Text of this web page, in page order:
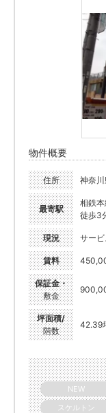
物件概要
住所 神奈
最寄駅
相鉄
徒歩3
現況 サー
賃料
保証金・
敷金
坪面積/
階数
42.39
NEW
スケルトン